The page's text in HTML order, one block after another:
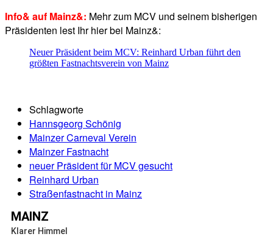
Info& auf Mainz&: Mehr zum MCV und seinem bisherigen
Präsidenten lest Ihr hier bei Mainz&:
Neuer Präsident beim MCV: Reinhard Urban führt den
größten Fastnachtsverein von Mainz
Schlagworte
Hannsgeorg Schönig
Mainzer Carneval Verein
Mainzer Fastnacht
neuer Präsident für MCV gesucht
Reinhard Urban
Straßenfastnacht in Mainz
MAINZ
Klarer Himmel